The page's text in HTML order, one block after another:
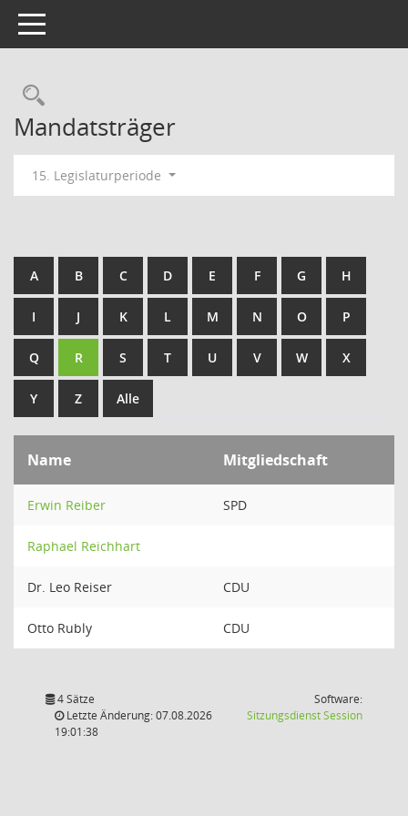
Toggle navigation
Rechercheauswahl
Mandatsträger
15. Legislaturperiode
A B C D E F G H
I J K L M N O P
Q R S T U V W X
Y Z Alle
Name Mitgliedschaft
Erwin Reiber SPD
Raphael Reichhart
Dr. Leo Reiser CDU
Otto Rubly CDU
4 Sätze
Letzte Änderung: 07.08.2026
19:01:38
Software:
SitzungsdienstSession(Wird in